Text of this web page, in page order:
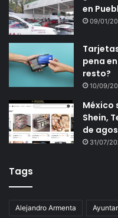
en
09/01/
pena
resto?
10/09/
México
Shein,
de
31/07/
Tags
Alejandro Armenta